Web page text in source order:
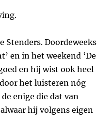
Stenders. Doordeweeks
en in het weekend ‘De
en hij wist ook heel
het luisteren nóg
enige die dat van
hij volgens eigen